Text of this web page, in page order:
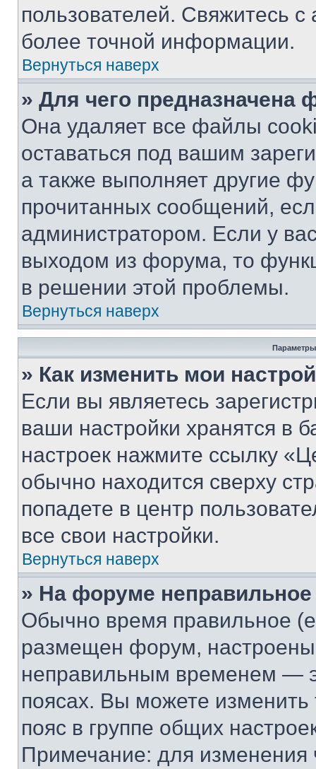
пользователей. Свяжитесь
более точной информации.
Вернуться наверх
» Для чего предназначена
Она удаляет все файлы
оставаться под вашим
а также выполняет другие
прочитанных сообщений,
администратором. Если у
выходом из форума, то
в решении этой проблемы.
Вернуться наверх
Параметры
» Как изменить мои
Если вы являетесь
ваши настройки хранятся в
настроек нажмите ссылку
обычно находится сверху
попадете в центр
все свои настройки.
Вернуться наверх
» На форуме
Обычно время правильное
размещен форум, настроены
неправильным временем —
поясах. Вы можете изменить
пояс в группе общих
Примечание: для изменения